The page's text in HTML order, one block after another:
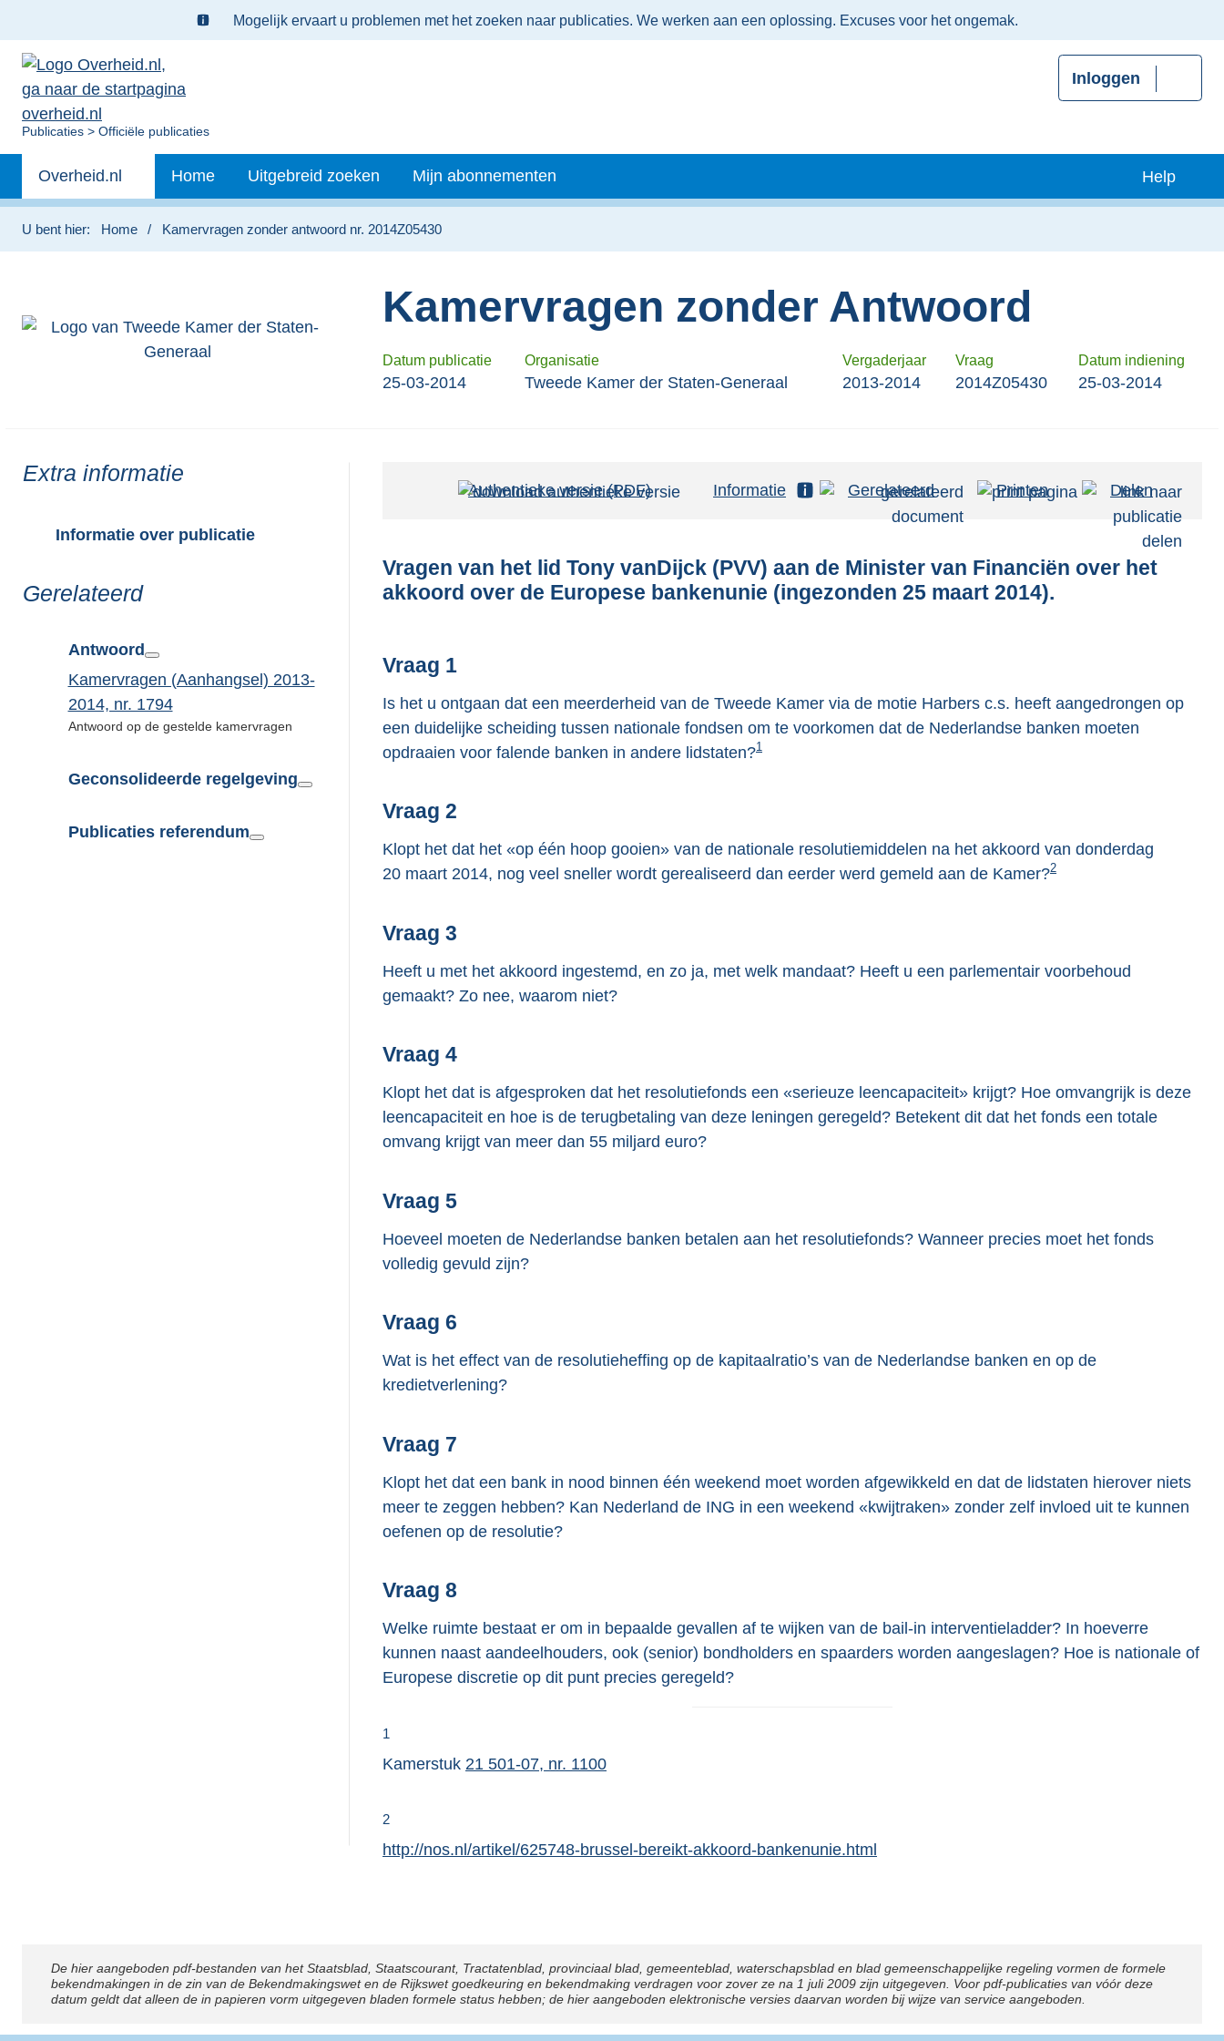
Ter
informatie:
Mogelijk ervaart u problemen met het zoeken naar publicaties. We werken aan een oplossing. Excuses voor het ongemak.
U
Publicaties Officiële publicaties
Inloggen
Primaire
navigatie
Andere
sites
binnen
Overheid.nl Home Uitgebreid zoeken Mijn abonnementen Help
U bent hier: Home Kamervragen zonder antwoord nr. 2014Z05430
Kamervragen zonder Antwoord
Datum publicatie Organisatie Vergaderjaar Vraag Datum indiening
25-03-2014 Tweede Kamer der Staten-Generaal 2013-2014 2014Z05430 25-03-2014
Toon
Extra informatie
Informatie over publicatie
Toon
Gerelateerd
Antwoord
Kamervragen (Aanhangsel) 2013-
2014, nr. 1794
Antwoord op de gestelde kamervragen
Geconsolideerde regelgeving
Publicaties referendum
Authentieke versie (PDF)b
t
a
r
o
o
:
3
Informatie Gerelateerd Printen Delen
Vragen van het lid Tony vanDijck (PVV) aan de Minister van Financiën over het
akkoord over de Europese bankenunie (ingezonden 25 maart 2014).
Vraag 1
Is het u ontgaan dat een meerderheid van de Tweede Kamer via de motie Harbers c.s. heeft aangedrongen op
een duidelijke scheiding tussen nationale fondsen om te voorkomen dat de Nederlandse banken moeten
opdraaien voor falende banken in andere lidstaten?1
Vraag 2
Klopt het dat het «op één hoop gooien» van de nationale resolutiemiddelen na het akkoord van donderdag
20 maart 2014, nog veel sneller wordt gerealiseerd dan eerder werd gemeld aan de Kamer?2
Vraag 3
Heeft u met het akkoord ingestemd, en zo ja, met welk mandaat? Heeft u een parlementair voorbehoud
gemaakt? Zo nee, waarom niet?
Vraag 4
Klopt het dat is afgesproken dat het resolutiefonds een «serieuze leencapaciteit» krijgt? Hoe omvangrijk is deze
leencapaciteit en hoe is de terugbetaling van deze leningen geregeld? Betekent dit dat het fonds een totale
omvang krijgt van meer dan 55 miljard euro?
Vraag 5
Hoeveel moeten de Nederlandse banken betalen aan het resolutiefonds? Wanneer precies moet het fonds
volledig gevuld zijn?
Vraag 6
Wat is het effect van de resolutieheffing op de kapitaalratio’s van de Nederlandse banken en op de
kredietverlening?
Vraag 7
Klopt het dat een bank in nood binnen één weekend moet worden afgewikkeld en dat de lidstaten hierover niets
meer te zeggen hebben? Kan Nederland de ING in een weekend «kwijtraken» zonder zelf invloed uit te kunnen
oefenen op de resolutie?
Vraag 8
Welke ruimte bestaat er om in bepaalde gevallen af te wijken van de bail-in interventieladder? In hoeverre
kunnen naast aandeelhouders, ook (senior) bondholders en spaarders worden aangeslagen? Hoe is nationale of
Europese discretie op dit punt precies geregeld?
1
Kamerstuk 21 501-07, nr. 1100
2
E
n
e
http://nos.nl/artikel/625748-brussel-bereikt-akkoord-bankenunie.html
Disclaimer
De hier aangeboden pdf-bestanden van het Staatsblad, Staatscourant, Tractatenblad, provinciaal blad, gemeenteblad, waterschapsblad en blad gemeenschappelijke regeling vormen de formele
bekendmakingen in de zin van de Bekendmakingswet en de Rijkswet goedkeuring en bekendmaking verdragen voor zover ze na 1 juli 2009 zijn uitgegeven. Voor pdf-publicaties van vóór deze
datum geldt dat alleen de in papieren vorm uitgegeven bladen formele status hebben; de hier aangeboden elektronische versies daarvan worden bij wijze van service aangeboden.